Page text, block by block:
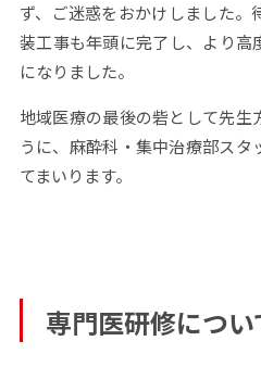
ず、ご迷惑をおかけしました
装工事も年頭に完了し、より高
になりました。
地域医療の最後の砦として先生
うに、麻酔科・集中治療部ス
てまいります。
専門医研修につい